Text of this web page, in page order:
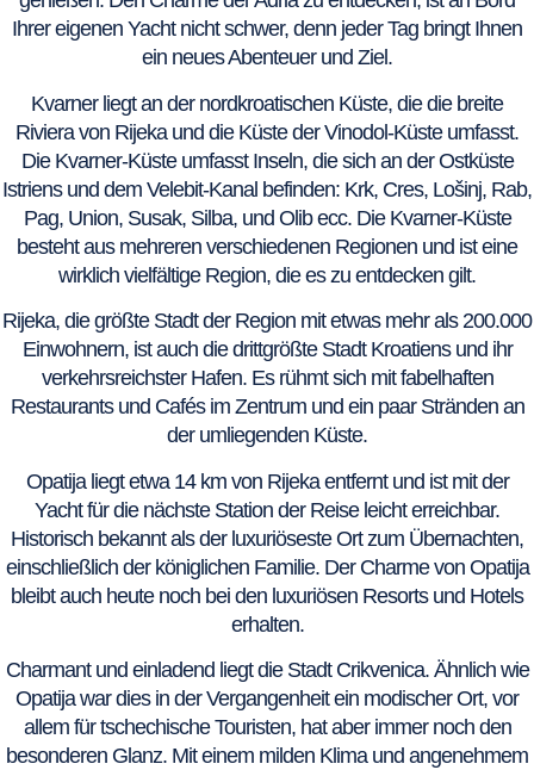
Ihrer eigenen Yacht nicht schwer, denn jeder Tag bringt Ihnen
ein neues Abenteuer und Ziel.
Kvarner liegt an der nordkroatischen Küste, die die breite
Riviera von Rijeka und die Küste der Vinodol-Küste umfasst.
Die Kvarner-Küste umfasst Inseln, die sich an der Ostküste
Istriens und dem Velebit-Kanal befinden: Krk, Cres, Lošinj, Rab,
Pag, Union, Susak, Silba, und Olib ecc. Die Kvarner-Küste
besteht aus mehreren verschiedenen Regionen und ist eine
wirklich vielfältige Region, die es zu entdecken gilt.
Rijeka, die größte Stadt der Region mit etwas mehr als 200.000
Einwohnern, ist auch die drittgrößte Stadt Kroatiens und ihr
verkehrsreichster Hafen. Es rühmt sich mit fabelhaften
Restaurants und Cafés im Zentrum und ein paar Stränden an
der umliegenden Küste.
Opatija liegt etwa 14 km von Rijeka entfernt und ist mit der
Yacht für die nächste Station der Reise leicht erreichbar.
Historisch bekannt als der luxuriöseste Ort zum Übernachten,
einschließlich der königlichen Familie. Der Charme von Opatija
bleibt auch heute noch bei den luxuriösen Resorts und Hotels
erhalten.
Charmant und einladend liegt die Stadt Crikvenica. Ähnlich wie
Opatija war dies in der Vergangenheit ein modischer Ort, vor
allem für tschechische Touristen, hat aber immer noch den
besonderen Glanz. Mit einem milden Klima und angenehmem